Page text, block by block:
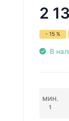
2
- 15 %
В
МИН.
1